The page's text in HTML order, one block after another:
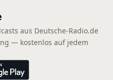
aus Deutsche-Radio.de
— kostenlos auf jedem